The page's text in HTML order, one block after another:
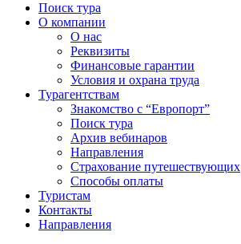
Поиск тура
О компании
О нас
Реквизиты
Финансовые гарантии
Условия и охрана труда
Турагентствам
Знакомство с “Европорт”
Поиск тура
Архив вебинаров
Направления
Страхование путешествующих
Способы оплаты
Туристам
Контакты
Направления